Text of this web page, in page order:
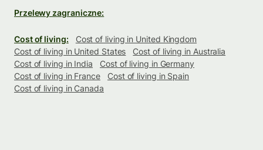
Przelewy zagraniczne:
Cost of living:
Cost of living in United Kingdom
Cost of living in United States
Cost of living in Australia
Cost of living in India
Cost of living in Germany
Cost of living in France
Cost of living in Spain
Cost of living in Canada